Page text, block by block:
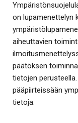
on lupamenettelyn
aiheuttavien
päätöksen
tietojen
pääpiirteissään
tietoja.